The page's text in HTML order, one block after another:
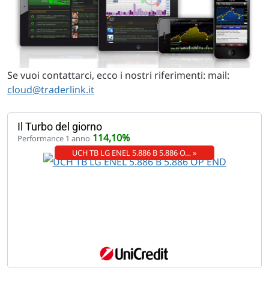
Se vuoi contattarci, ecco i nostri riferimenti: mail:
cloud@traderlink.it
Il Turbo del giorno
Performance 1 anno 114,10%
UCH TB LG ENEL 5.886 B 5.886 O… »